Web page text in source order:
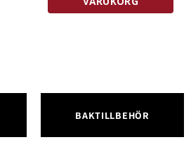
BAKTILLBEHÖR